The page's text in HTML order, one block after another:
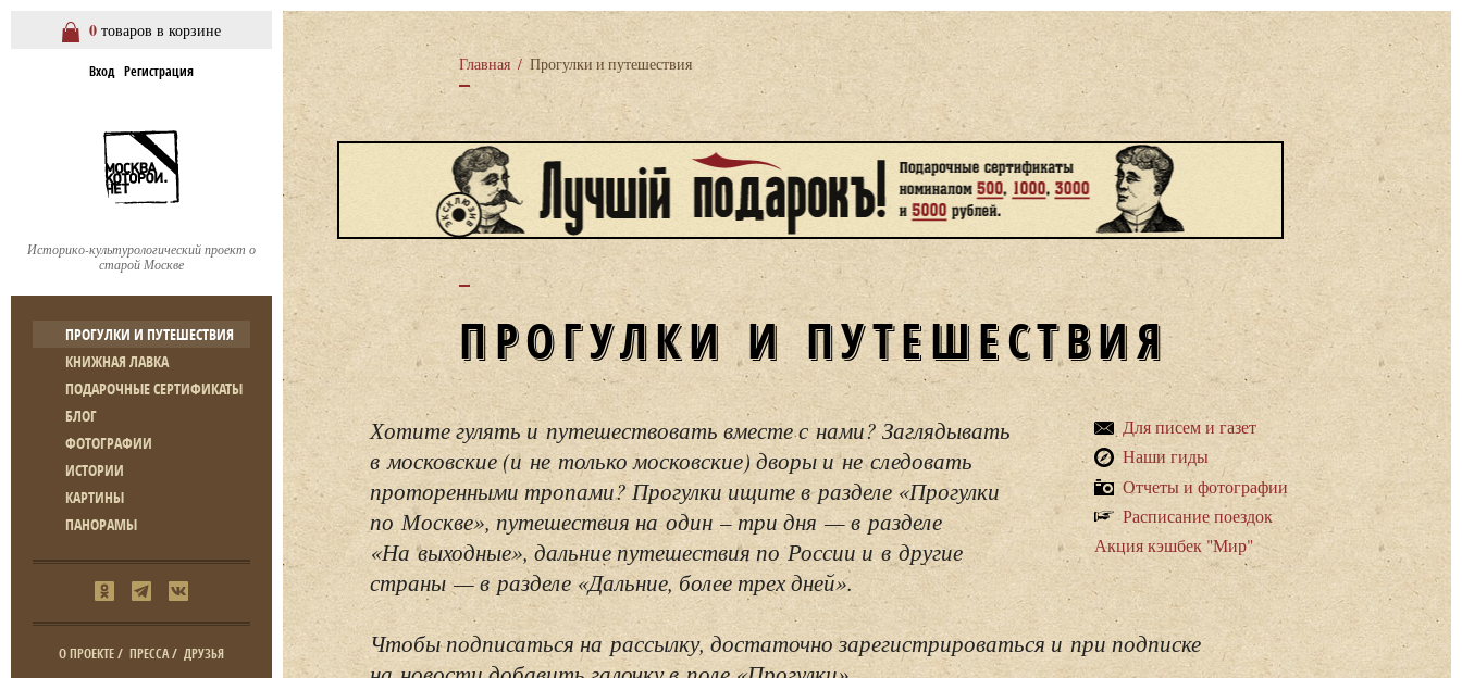
0 товаров в корзине
Вход Регистрация
Историко-культурологический проект о
старой Москве
ПРОГУЛКИ И ПУТЕШЕСТВИЯ
КНИЖНАЯ ЛАВКА
ПОДАРОЧНЫЕ СЕРТИФИКАТЫ
БЛОГ
ФОТОГРАФИИ
ИСТОРИИ
КАРТИНЫ
ПАНОРАМЫ
О ПРОЕКТЕ/ ПРЕССА/ ДРУЗЬЯ
Главная / Прогулки и путешествия
ПРОГУЛКИ И ПУТЕШЕСТВИЯ
Для писем и газет
Наши гиды
Отчеты и фотографии
Расписание поездок
Акция кэшбек "Мир"
Хотите гулять и путешествовать вместе с нами? Заглядывать
в московские (и не только московские) дворы и не следовать
проторенными тропами? Прогулки ищите в разделе «Прогулки
по Москве», путешествия на один – три дня — в разделе
«На выходные», дальние путешествия по России и в другие
страны — в разделе «Дальние, более трех дней».
Чтобы подписаться на рассылку, достаточно зарегистрироваться и при подписке